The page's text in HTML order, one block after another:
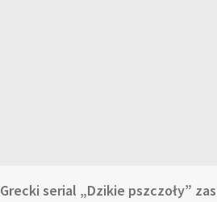
Grecki serial „Dzikie pszczoły”